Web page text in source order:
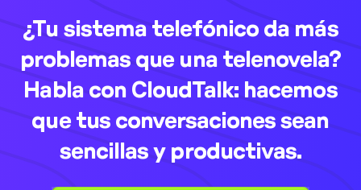
¿Tu sistema telefónico da más
problemas que una telenovela?
Habla con CloudTalk: hacemos
que tus conversaciones sean
sencillas y productivas.